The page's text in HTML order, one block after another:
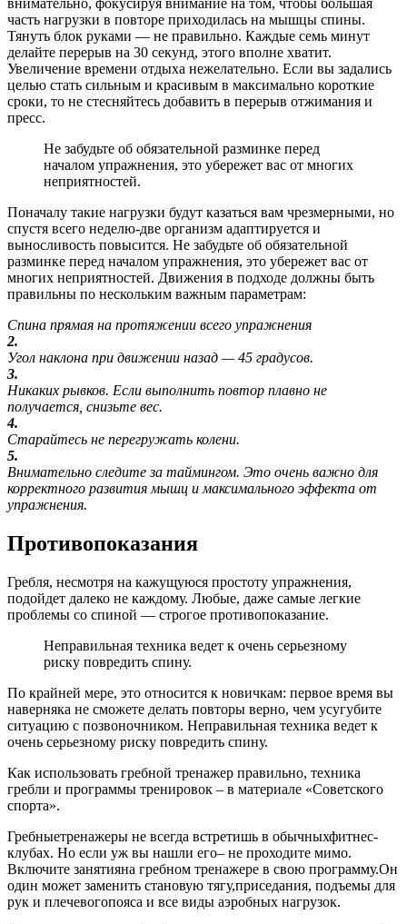
внимательно, фокусируя внимание на том, чтобы большая
часть нагрузки в повторе приходилась на мышцы спины.
Тянуть блок руками — не правильно. Каждые семь минут
делайте перерыв на 30 секунд, этого вполне хватит.
Увеличение времени отдыха нежелательно. Если вы задались
целью стать сильным и красивым в максимально короткие
сроки, то не стесняйтесь добавить в перерыв отжимания и
пресс.
Не забудьте об обязательной разминке перед
началом упражнения, это убережет вас от многих
неприятностей.
Поначалу такие нагрузки будут казаться вам чрезмерными, но
спустя всего неделю-две организм адаптируется и
выносливость повысится. Не забудьте об обязательной
разминке перед началом упражнения, это убережет вас от
многих неприятностей. Движения в подходе должны быть
правильны по нескольким важным параметрам:
Спина прямая на протяжении всего упражнения
2.
Угол наклона при движении назад — 45 градусов.
3.
Никаких рывков. Если выполнить повтор плавно не
получается, снизьте вес.
4.
Старайтесь не перегружать колени.
5.
Внимательно следите за таймингом. Это очень важно для
корректного развития мышц и максимального эффекта от
упражнения.
Противопоказания
Гребля, несмотря на кажущуюся простоту упражнения,
подойдет далеко не каждому. Любые, даже самые легкие
проблемы со спиной — строгое противопоказание.
Неправильная техника ведет к очень серьезному
риску повредить спину.
По крайней мере, это относится к новичкам: первое время вы
наверняка не сможете делать повторы верно, чем усугубите
ситуацию с позвоночником. Неправильная техника ведет к
очень серьезному риску повредить спину.
Как использовать гребной тренажер правильно, техника
гребли и программы тренировок – в материале «Советского
спорта».
Гребныетренажеры не всегда встретишь в обычныхфитнес-
клубах. Но если уж вы нашли его– не проходите мимо.
Включите занятияна гребном тренажере в свою программу.Он
один может заменить становую тягу,приседания, подъемы для
рук и плечевогопояса и все виды аэробных нагрузок.